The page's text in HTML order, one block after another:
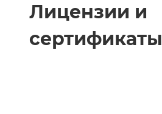
Лицензии и
сертификаты